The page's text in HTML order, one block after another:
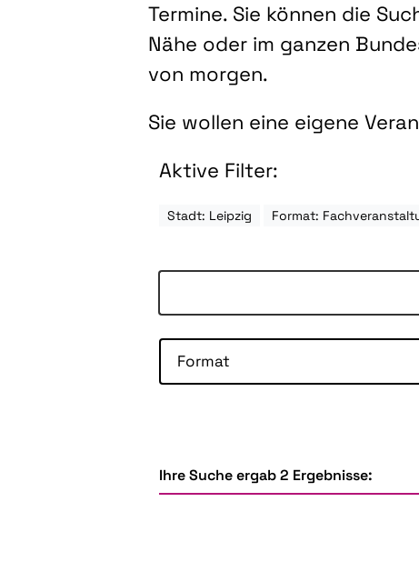
Termine. Sie können die
Nähe oder im ganzen
von morgen.
Sie wollen eine eigene
Aktive Filter:
Stadt: Leipzig Format:
Format
Ihre Suche ergab 2 Ergebnisse: